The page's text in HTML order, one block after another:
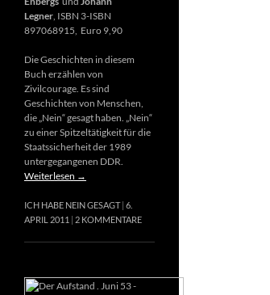
Legner , ISBN 3-ISBN
897068915, Euro 9,90
Die Geschichten in diesem
Buch erzählen von
Zivilcourage. Es sind
Geschichten von Menschen,
die „Nein“ gesagt haben. „Nein“
zu einer Spitzeltätigkeit für die
Staatssicherheit der 1989
untergegangenen DDR.
Weiterlesen →
ICH HABE NEIN GESAGT 6.
APRIL 2011
2 KOMMENTARE